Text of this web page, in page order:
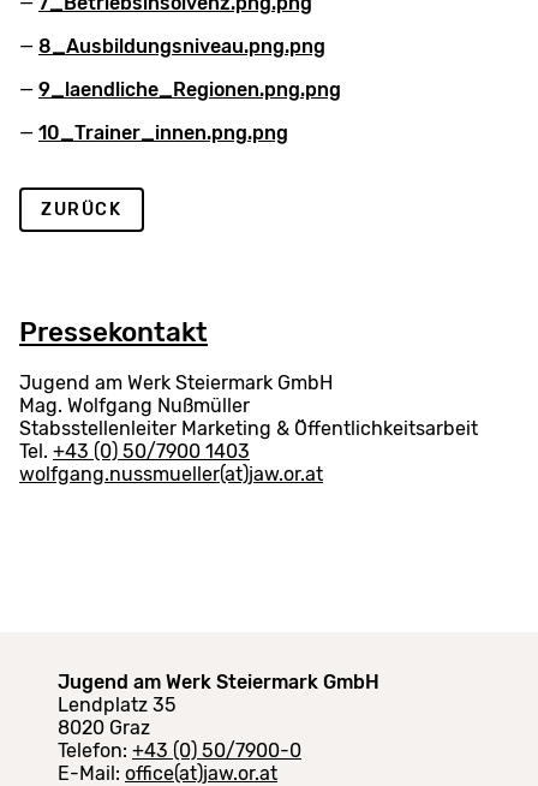
8_Ausbildungsniveau.png.png
9_laendliche_Regionen.png.png
10_Trainer_innen.png.png
ZURÜCK
Pressekontakt
Jugend am Werk Steiermark GmbH
Mag. Wolfgang Nußmüller
Stabsstellenleiter Marketing & Öffentlichkeitsarbeit
Tel. +43 (0) 50/7900 1403
wolfgang.nussmueller(at)jaw.or.at
Jugend am Werk Steiermark GmbH
Lendplatz 35
8020 Graz
Telefon: +43 (0) 50/7900-0
E-Mail: office(at)jaw.or.at